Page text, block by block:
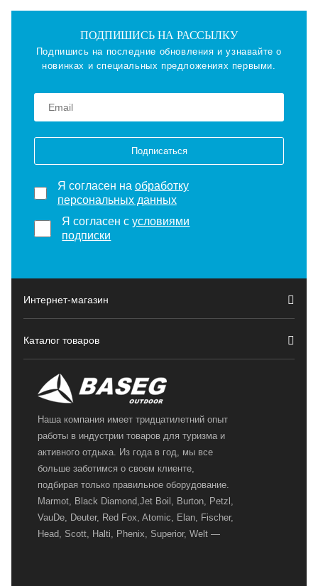
ПОДПИШИСЬ НА РАССЫЛКУ
Подпишись на последние обновления и узнавайте о
новинках и специальных предложениях первыми.
Подписаться
Я согласен на обработку
персональных данных
Я согласен сусловиями
подписки
Интернет-магазин
Каталог товаров
Наша компания имеет тридцатилетний опыт
работы в индустрии товаров для туризма и
активного отдыха. Из года в год, мы все
больше заботимся о своем клиенте,
подбирая только правильное оборудование.
Marmot, Black Diamond,Jet Boil, Burton, Petzl,
VauDe, Deuter, Red Fox, Atomic, Elan, Fischer,
Head, Scott, Halti, Phenix, Superior, Welt —